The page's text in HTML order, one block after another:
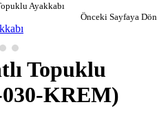
Ayakkabı
Önceki Sayfaya Dön
Topuklu
KREM)